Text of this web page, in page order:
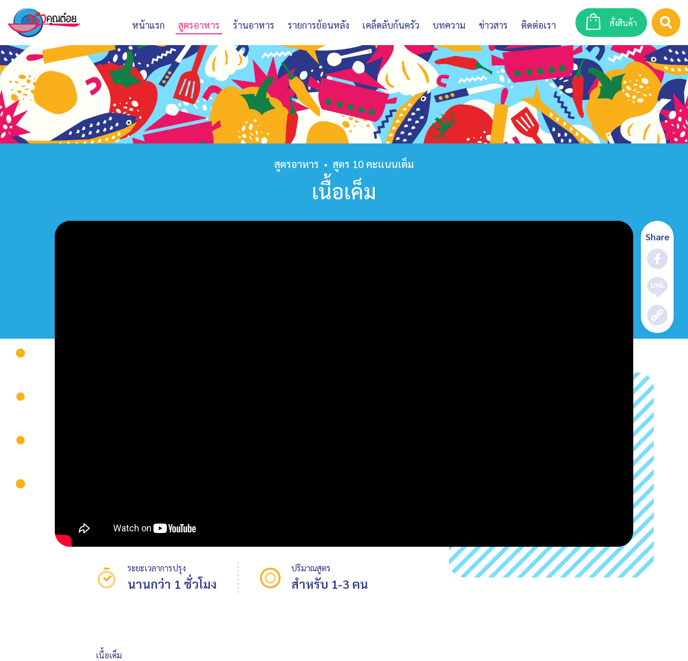
หน้าแรก สูตรอาหาร ร้านอาหาร รายการย้อนหลัง เคล็ดลับก้นครัว บทความ ข่าวสาร ติดต่อเรา สั่งสินค้า
สูตรอาหาร • สูตร 10 คะแนนเต็ม
เนื้อเค็ม
Share
ระยะเวลาการปรุง
นานกว่า 1 ชั่วโมง
ปริมาณสูตร
สำหรับ 1-3 คน
เนื้อเค็ม